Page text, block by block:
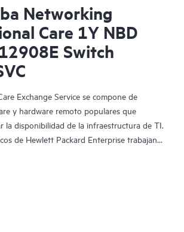
Networking
Care 1Y NBD
Switch
Exchange Service se compone de
y hardware remoto populares que
la disponibilidad de la infraestructura de TI.
de Hewlett Packard Enterprise trabajan
de HPE.
ofrece un servicio de intercambio